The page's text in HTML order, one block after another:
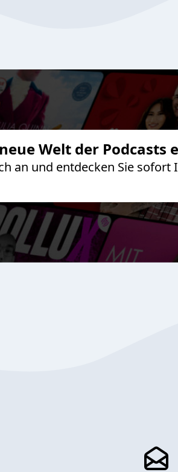
Welt der Podcasts
an und entdecken Sie